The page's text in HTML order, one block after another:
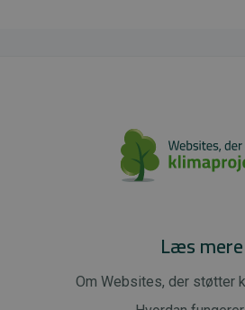
Læs mere
Om Websites, der støtter